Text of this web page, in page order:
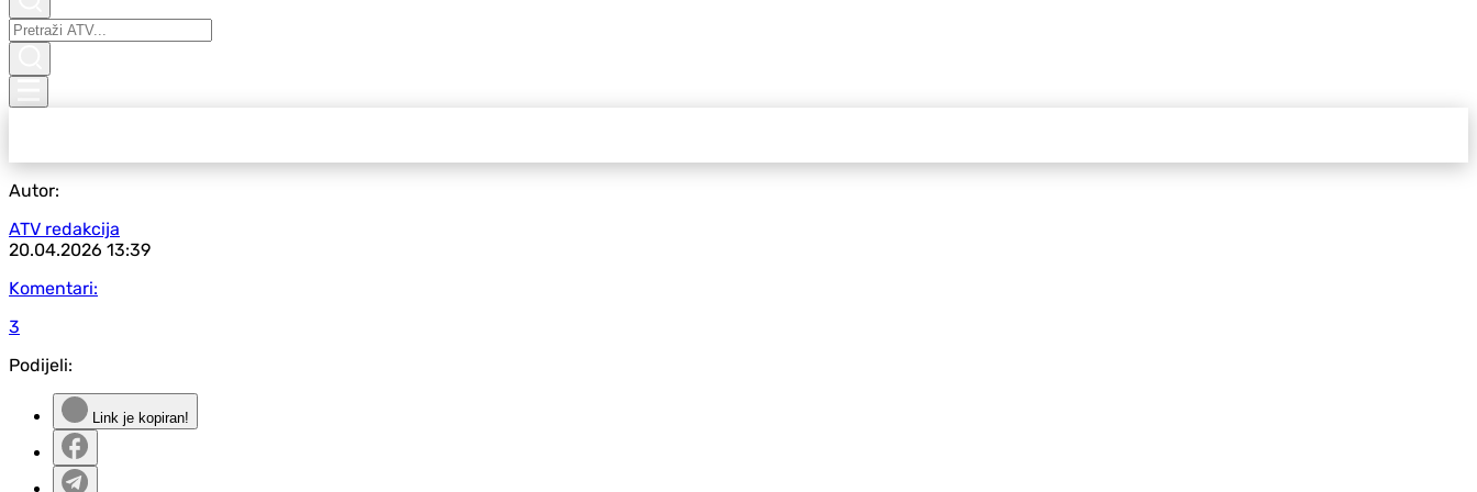
Autor:
ATV redakcija
20.04.2026 13:39
Komentari:
3
Podijeli:
Link je kopiran!